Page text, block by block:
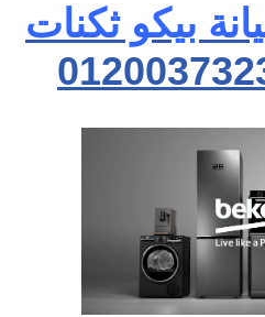
بيكو ثكنات